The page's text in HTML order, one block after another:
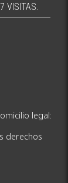
VISITAS.
legal:
derechos